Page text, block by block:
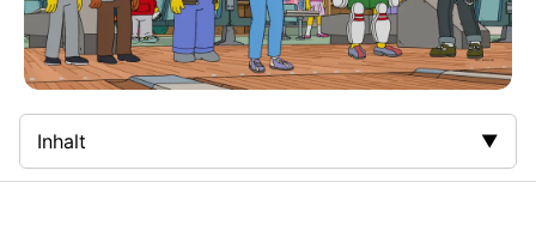
Inhalt
Zusammenfassung